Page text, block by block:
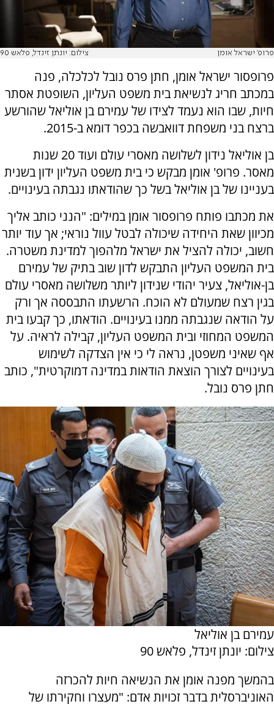
פרופ' ישראל אומן צילום: יונתן זינדל, פלאש 90
פרופסור ישראל אומן, חתן פרס נובל לכלכלה, פנה
במכתב חריג לנשיאת בית משפט העליון, השופטת אסתר
חיות, שבו הוא נעמד לצידו של עמירם בן אוליאל שהורשע
ברצח בני משפחת דוואבשה בכפר דומא ב-2015.
בן אוליאל נידון לשלושה מאסרי עולם ועוד 20 שנות
מאסר. פרופ' אומן מבקש כי בית משפט העליון ידון בשנית
בעניינו של בן אוליאל בשל כך שהודאתו נגבתה בעינויים.
את מכתבו פותח פרופסור אומן במילים: "הנני כותב אליך
מכיוון שאת היחידה שיכולה לבטל עוול נוראי; אך עוד יותר
חשוב, יכולה להציל את ישראל מלהפוך למדינת משטרה.
בית המשפט העליון התבקש לדון שוב בתיק של עמירם
בן-אוליאל, צעיר יהודי שנידון ליותר משלושה מאסרי עולם
בגין רצח שמעולם לא הוכח. הרשעתו התבססה אך ורק
על הודאה שנגבתה ממנו בעינויים. הודאתו, כך קבעו בית
המשפט המחוזי ובית המשפט העליון, קבילה לראיה. על
אף שאיני משפטן, נראה לי כי אין הצדקה לשימוש
בעינויים לצורך הוצאת הודאות במדינה דמוקרטית", כותב
חתן פרס נובל.
עמירם בן אוליאל
צילום: יונתן זינדל, פלאש 90
בהמשך מפנה אומן את הנשיאה חיות להכרזה
האוניברסלית בדבר זכויות אדם: "מעצרו וחקירתו של